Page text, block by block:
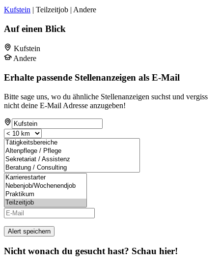
Kufstein | Teilzeitjob | Andere
Auf einen Blick
Kufstein
Andere
Erhalte passende Stellenanzeigen als E-Mail
Bitte sage uns, wo du ähnliche Stellenanzeigen suchst und vergiss
nicht deine E-Mail Adresse anzugeben!
Alert speichern
Nicht wonach du gesucht hast? Schau hier!